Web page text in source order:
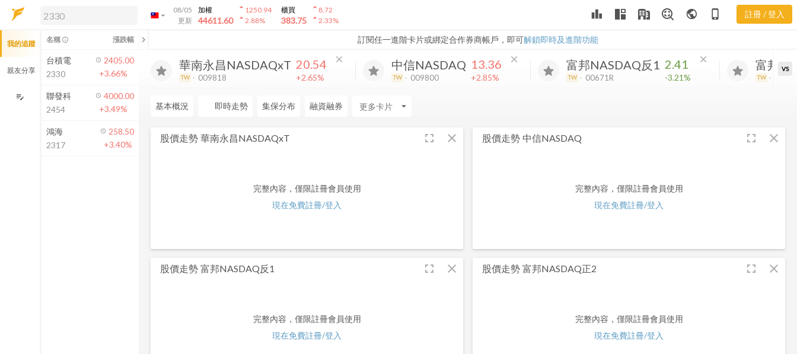
arrow_drop_down
08/05
更新
加權
44611.60
arrow_drop_up1250.94
arrow_drop_up2.88%
櫃買
383.75
arrow_drop_up8.72
arrow_drop_up2.33% leaderboard public phone_iphone 註冊 / 登入
訂閱任一進階卡片或綁定合作券商帳戶，即可解鎖即時及進階功能
解鎖即時行情及進階功能
方案」，即可解鎖以下功能：
即時行情
即時市況與排行
成交金額熱力圖
前往方案訂閱
如何綁定合作券商
D 股價走勢
華南永昌NASDAQxT
TW 009818
20.54
+2.65%
close 中信NASDAQ
TW 009800
13.36
+2.85%
close 富邦NASDAQ反1
TW 00671R
2.41
-3.21%
close 富邦
TW
VS
基本概況 即時走勢 集保分布 融資融券 arrow_drop_down
股價走勢 華南永昌NASDAQxT fullscreen close
完整內容，僅限註冊會員使用
現在免費註冊/登入
股價走勢 中信NASDAQ fullscreen close
完整內容，僅限註冊會員使用
現在免費註冊/登入
股價走勢 富邦NASDAQ反1 fullscreen close
完整內容，僅限註冊會員使用
現在免費註冊/登入
股價走勢 富邦NASDAQ正2 fullscreen close
完整內容，僅限註冊會員使用
現在免費註冊/登入
我的追蹤
親友分享
edit_note
名稱 info_outline 漲跌幅 chevron_left
台積電
2330
2405.00
+3.66%
聯發科
2454
4000.00
+3.49%
鴻海
2317
258.50
+3.40%